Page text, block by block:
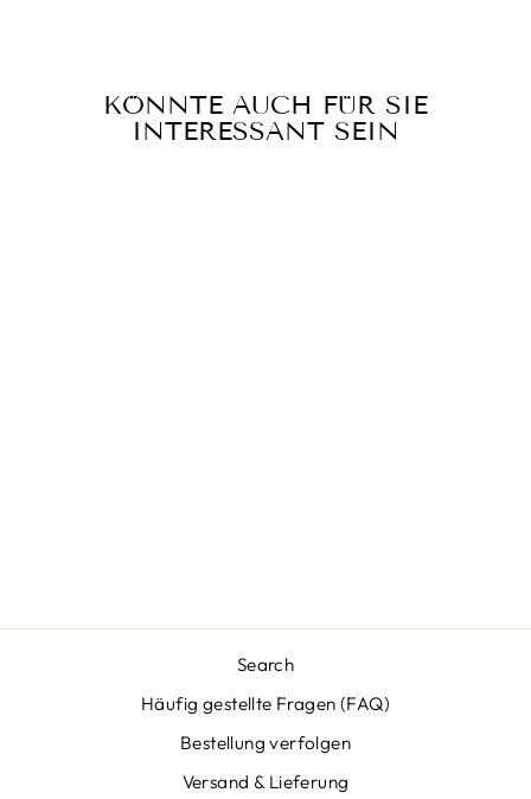
KÖNNTE AUCH FÜR SIE
INTERESSANT SEIN
Search
Häufig gestellte Fragen (FAQ)
Bestellung verfolgen
Versand & Lieferung